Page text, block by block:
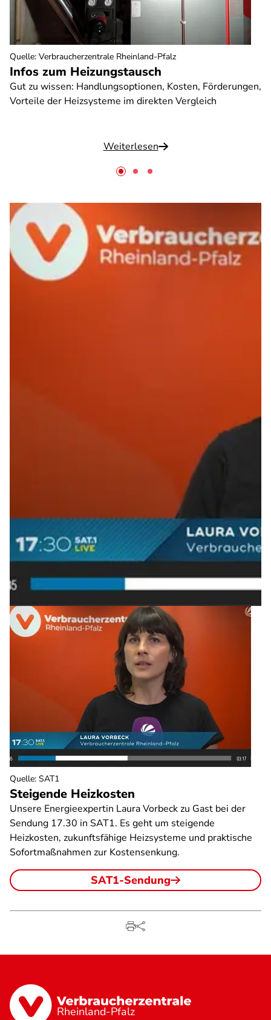
Infos zum Heizungstausch
Gut zu wissen: Handlungsoptionen, Kosten, Förderungen,
Vorteile der Heizsysteme im direkten Vergleich
Weiterlesen
Quelle: Verbraucherzentrale Rheinland-Pfalz
Steigende Heizkosten
Unsere Energieexpertin Laura Vorbeck zu Gast bei der
Sendung 17.30 in SAT1. Es geht um steigende
Heizkosten, zukunftsfähige Heizsysteme und praktische
Sofortmaßnahmen zur Kostensenkung.
SAT1-Sendung
Quelle: SAT1
Rheinland-Pfalz